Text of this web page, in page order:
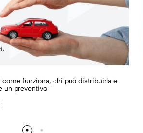
come funziona, chi può distribuirla e
un preventivo